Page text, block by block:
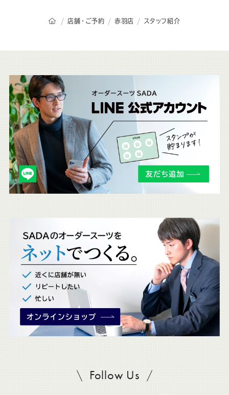
オーダースーツSADAのトップページ
店舗・ご予約 赤羽店 スタッフ紹介
こ
ち
ら
も
チ
ェ
Follow UsSADAをフォロー